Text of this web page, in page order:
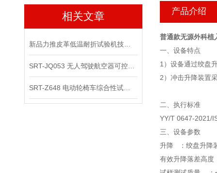
相关文章 产品介绍
普通款无源外科植
一、设备特点
1 ）设备通过绞盘
2）冲击升降装置
二、执行标准
YY/T 0647-2021/
三、 设备参数
升降 ：绞盘升降
有效升降落差高度